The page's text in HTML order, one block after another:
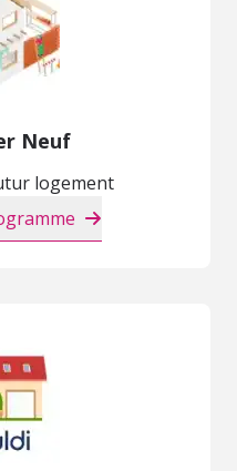
Neuf
logement